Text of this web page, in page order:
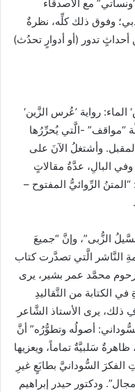
مع الأصدقاء
وفوق ذلك كلِّه، نظرةٌ
أحداثٍ تدور (أو أدوارٍ تحدُث)
الماء: رواية ’عُرس الزَّين‘
“مواقف” -الَّتي يُحرِّرُها
وأشتغلُ الآنَ على
البالِ، عدَّةُ مقالاتٍ
الرِّوائيُّ المفتوح –
الزُّبى”، وإنَّ “جميعَ
النَّاشر الَّتي تصدَّرت كتاب
محمَّد عمر بشير، يرى
في الكتابة من التَّقاليدِ
ذلك، يرى الأستاذ الشَّاعر
أصولُه وتطوُّرُه” أنَّ
سَلبيَّةٌ تماماً، ويعزيها
السُّودانيَّ بطابَعٍ غيرِ
ودكتور حيدر إبراهيم